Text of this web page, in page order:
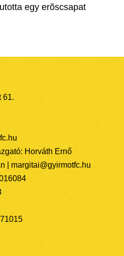
egy erõscsapat
61.
Horváth Ernő
| margitai@gyirmotfc.hu